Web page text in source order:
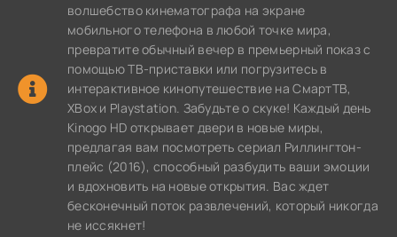
волшебство кинематографа на экране
мобильного телефона в любой точке мира,
превратите обычный вечер в премьерный показ с
помощью ТВ-приставки или погрузитесь в
интерактивное кинопутешествие на СмартТВ,
XBox и Playstation. Забудьте о скуке! Каждый день
Kinogo HD открывает двери в новые миры,
предлагая вам посмотреть сериал Риллингтон-
плейс (2016), способный разбудить ваши эмоции
и вдохновить на новые открытия. Вас ждет
бесконечный поток развлечений, который никогда
не иссякнет!